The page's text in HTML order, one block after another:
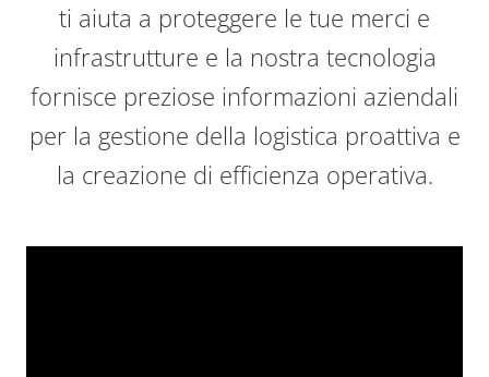
ti aiuta a proteggere le tue merci e
infrastrutture e la nostra tecnologia
fornisce preziose informazioni aziendali
per la gestione della logistica proattiva e
la creazione di efficienza operativa.